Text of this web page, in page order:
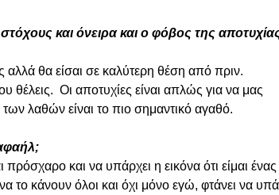
και όνειρα και ο φόβος της
θα είσαι σε καλύτερη θέση από πριν.
θέλεις.  Οι αποτυχίες είναι απλώς για να μας
λαθών είναι το πιο σημαντικό αγαθό.
και να υπάρχει η εικόνα ότι είμαι ένας
κάνουν όλοι και όχι μόνο εγώ, φτάνει να